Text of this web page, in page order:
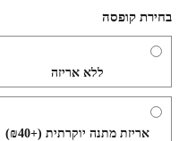
בחירת קופסה
ללא אריזה
אריזת מתנה יוקרתית (+₪40)